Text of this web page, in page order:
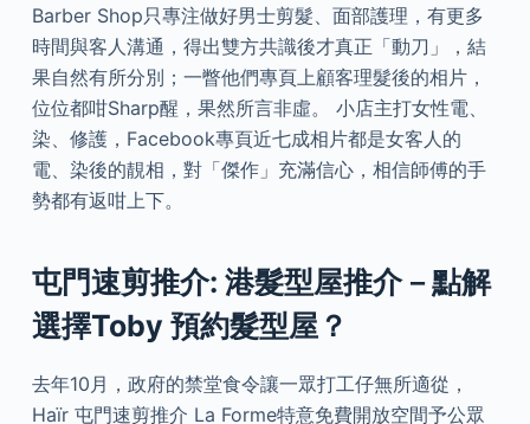
Barber Shop只專注做好男士剪髮、面部護理，有更多
時間與客人溝通，得出雙方共識後才真正「動刀」，結
果自然有所分別；一瞥他們專頁上顧客理髮後的相片，
位位都咁Sharp醒，果然所言非虛。 小店主打女性電、
染、修護，Facebook專頁近七成相片都是女客人的
電、染後的靚相，對「傑作」充滿信心，相信師傅的手
勢都有返咁上下。
屯門速剪推介: 港髮型屋推介－點解
選擇Toby 預約髮型屋？
去年10月，政府的禁堂食令讓一眾打工仔無所適從，
Haïr 屯門速剪推介 La Forme特意免費開放空間予公眾